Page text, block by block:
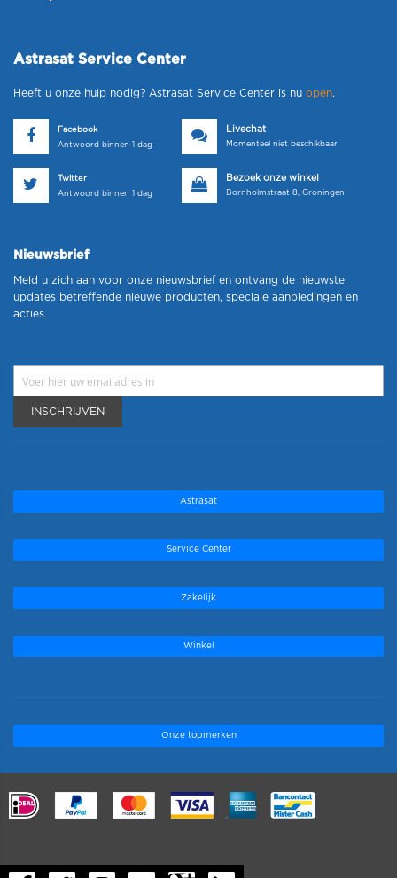
Astrasat Service Center
Heeft u onze hulp nodig? Astrasat Service Center is nu open.
Facebook
Antwoord binnen 1 dag
Livechat
Momenteel niet beschikbaar
Twitter
Antwoord binnen 1 dag
Bezoek onze winkel
Bornholmstraat 8, Groningen
Nieuwsbrief
Meld u zich aan voor onze nieuwsbrief en ontvang de nieuwste
updates betreffende nieuwe producten, speciale aanbiedingen en
acties.
INSCHRIJVEN
Astrasat
Service Center
Zakelijk
Winkel
Onze topmerken
.